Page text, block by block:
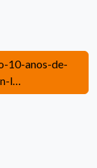
10-anos-de-
l…